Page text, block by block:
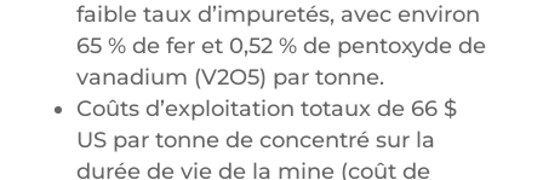
faible taux d’impuretés, avec environ
65 % de fer et 0,52 % de pentoxyde de
vanadium (V2O5) par tonne.
Coûts d’exploitation totaux de 66 $
US par tonne de concentré sur la
durée de vie de la mine (coût de